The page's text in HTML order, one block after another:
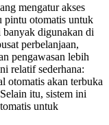
mengatur akses
pintu otomatis untuk
banyak digunakan di
perbelanjaan,
pengawasan lebih
relatif sederhana:
otomatis akan terbuka
itu, sistem ini
untuk